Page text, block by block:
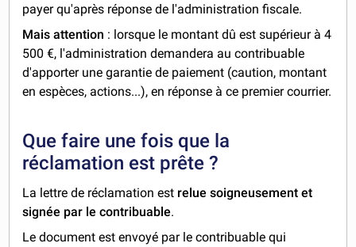
payer qu'après réponse de l'administration fiscale.
Mais attention : lorsque le montant dû est supérieur à 4
500 €, l'administration demandera au contribuable
d'apporter une garantie de paiement (caution, montant
en espèces, actions...), en réponse à ce premier courrier.
Que faire une fois que la
réclamation est prête ?
La lettre de réclamation est relue soigneusement et
signée par le contribuable.
Le document est envoyé par le contribuable qui